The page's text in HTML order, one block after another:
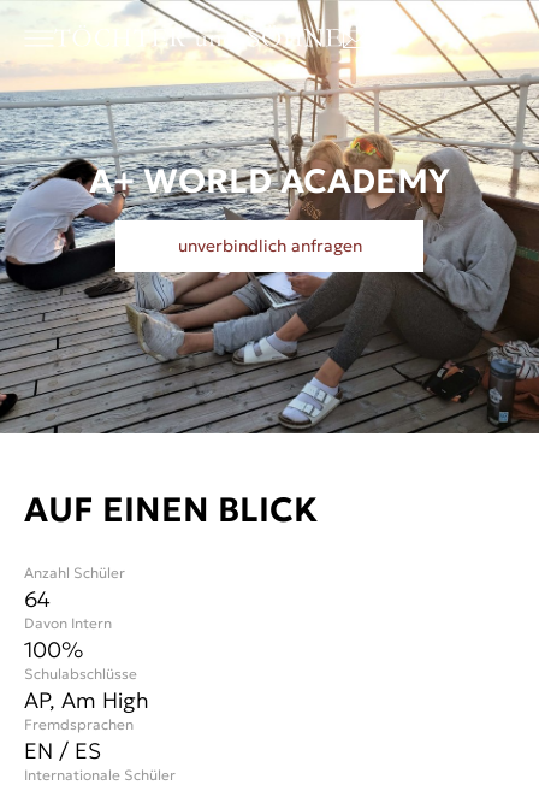
A+ WORLD ACADEMY
unverbindlich anfragen
AUF EINEN BLICK
Anzahl Schüler
64
Davon Intern
100%
Schulabschlüsse
AP, Am High
Internationale Schüler
Fremdsprachen
EN / ES